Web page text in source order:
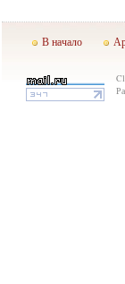
В начало